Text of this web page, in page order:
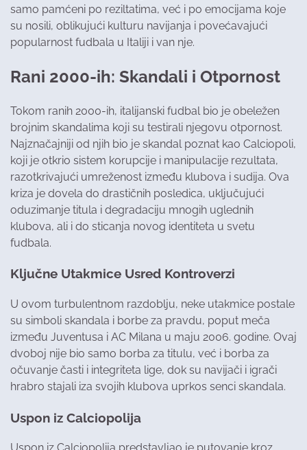
samo pamćeni po reziltatima, već i po emocijama koje
su nosili, oblikujući kulturu navijanja i povećavajući
popularnost fudbala u Italiji i van nje.
Rani 2000-ih: Skandali i Otpornost
Tokom ranih 2000-ih, italijanski fudbal bio je obeležen
brojnim skandalima koji su testirali njegovu otpornost.
Najznačajniji od njih bio je skandal poznat kao Calciopoli,
koji je otkrio sistem korupcije i manipulacije rezultata,
razotkrivajući umreženost između klubova i sudija. Ova
kriza je dovela do drastičnih posledica, uključujući
oduzimanje titula i degradaciju mnogih uglednih
klubova, ali i do sticanja novog identiteta u svetu
fudbala.
Ključne Utakmice Usred Kontroverzi
U ovom turbulentnom razdoblju, neke utakmice postale
su simboli skandala i borbe za pravdu, poput meča
između Juventusa i AC Milana u maju 2006. godine. Ovaj
dvoboj nije bio samo borba za titulu, već i borba za
očuvanje časti i integriteta lige, dok su navijači i igrači
hrabro stajali iza svojih klubova uprkos senci skandala.
Uspon iz Calciopolija